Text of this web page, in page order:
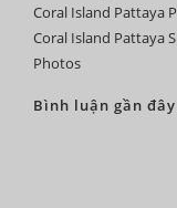
Coral Island Pattaya
Coral Island Pattaya
Photos
Bình luận gần đây